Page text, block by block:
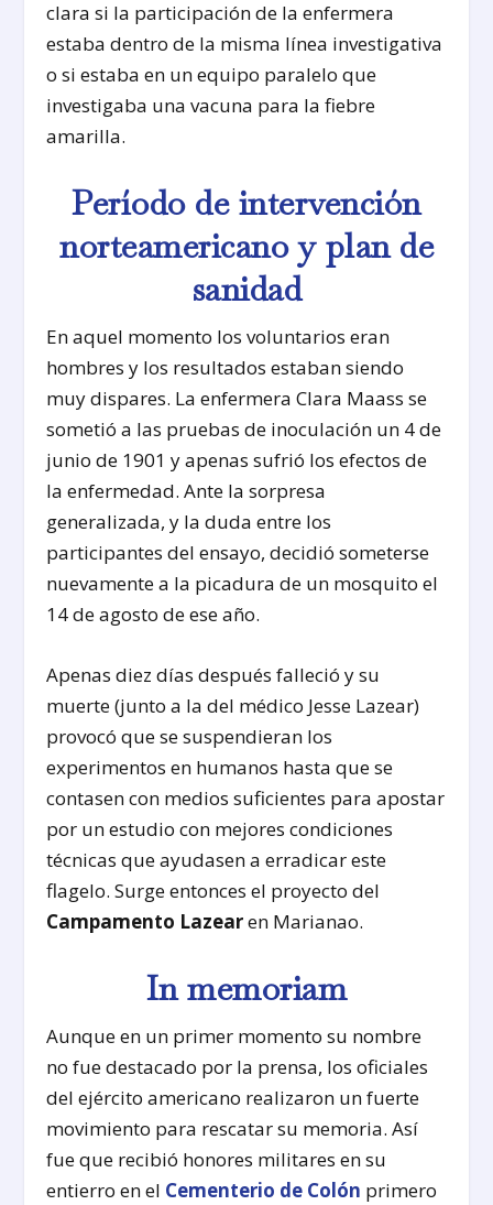
clara si la participación de la enfermera
estaba dentro de la misma línea investigativa
o si estaba en un equipo paralelo que
investigaba una vacuna para la fiebre
amarilla.
Período de intervención
norteamericano y plan de
sanidad
En aquel momento los voluntarios eran
hombres y los resultados estaban siendo
muy dispares. La enfermera Clara Maass se
sometió a las pruebas de inoculación un 4 de
junio de 1901 y apenas sufrió los efectos de
la enfermedad. Ante la sorpresa
generalizada, y la duda entre los
participantes del ensayo, decidió someterse
nuevamente a la picadura de un mosquito el
14 de agosto de ese año.
Apenas diez días después falleció y su
muerte (junto a la del médico Jesse Lazear)
provocó que se suspendieran los
experimentos en humanos hasta que se
contasen con medios suficientes para apostar
por un estudio con mejores condiciones
técnicas que ayudasen a erradicar este
flagelo. Surge entonces el proyecto del
Campamento Lazearen Marianao.
In memoriam
Aunque en un primer momento su nombre
no fue destacado por la prensa, los oficiales
del ejército americano realizaron un fuerte
movimiento para rescatar su memoria. Así
fue que recibió honores militares en su
entierro en el Cementerio de Colón primero